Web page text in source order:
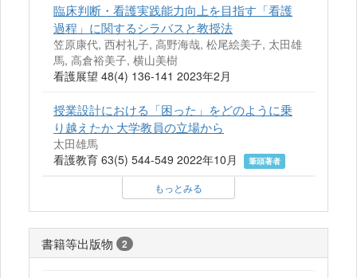
臨床判断・看護実践能力向上を目指す「看護
過程」に関するシラバスと教授法
笠原康代, 西村礼子, 高野海哉, 松尾絵美子, 太田雄
馬, 高倉裕美子, 横山美樹
看護展望 48(4) 136-141 2023年2月
授業設計における「困った」をどのように乗
り越えたか 大学教員の立場から
太田雄馬
看護教育 63(5) 544-549 2022年10月
筆頭著者
もっとみる
書籍等出版物 2